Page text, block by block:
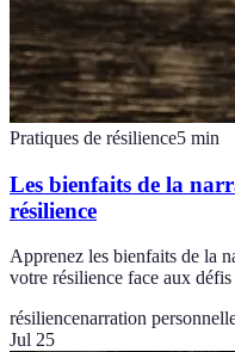
Pratiques de résilience5 min
Les bienfaits de la
résilience
Apprenez les bienfaits de la
votre résilience face aux
résiliencenarration
Jul 25